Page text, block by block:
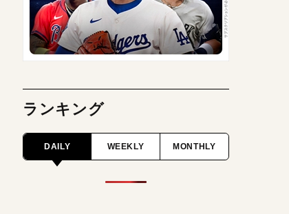
ランキング
DAILY WEEKLY MONTHLY